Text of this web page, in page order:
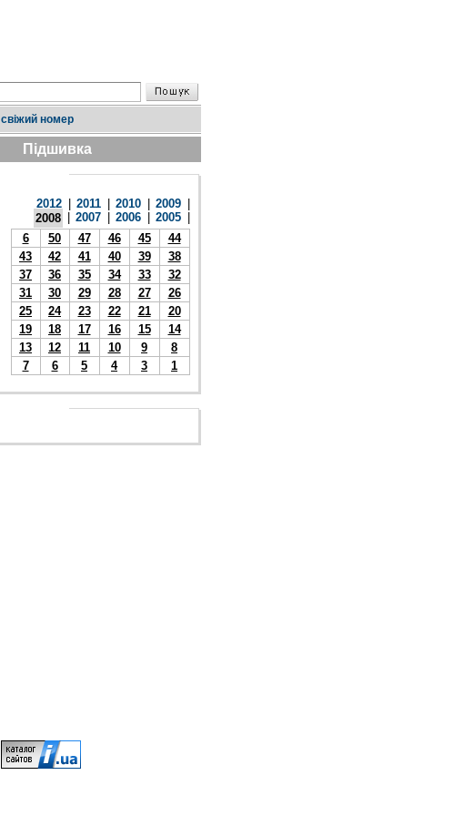
свіжий номер
Підшивка
2012 2011 2010 2009
2008
2007 2006 2005
6
50 47 46 45
44
43
42 41 40 39
38
37
36 35 34 33
32
31
30 29 28 27
26
25
24 23 22 21
20
19
18 17 16 15
14
13
12 11 10 9
8
7
6 5 4 3 1